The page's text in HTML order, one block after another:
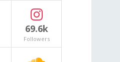
69.6k
Followers